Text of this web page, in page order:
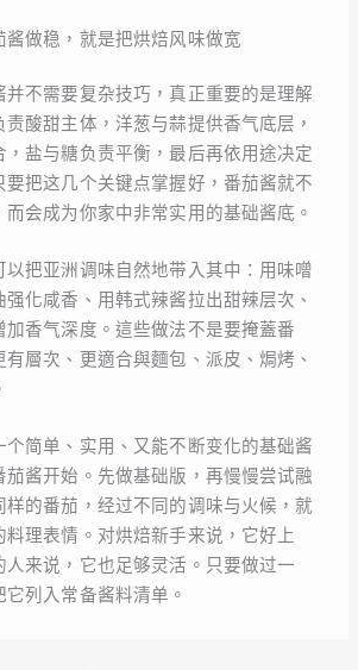
酱做稳，就是把烘焙风味做宽
并不需要复杂技巧，真正重要的是理解
酸甜主体，洋葱与蒜提供香气底层，
，盐与糖负责平衡，最后再依用途决定
要把这几个关键点掌握好，番茄酱就不
会成为你家中非常实用的基础酱底。
以把亚洲调味自然地带入其中：用味噌
化咸香、用韩式辣酱拉出甜辣层次、
加香气深度。這些做法不是要掩蓋番
層次、更適合與麵包、派皮、焗烤、
个简单、实用、又能不断变化的基础酱
茄酱开始。先做基础版，再慢慢尝试融
样的番茄，经过不同的调味与火候，就
料理表情。对烘焙新手来说，它好上
人来说，它也足够灵活。只要做过一
列入常备酱料清单。